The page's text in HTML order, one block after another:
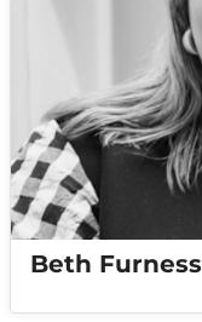
Beth Furness